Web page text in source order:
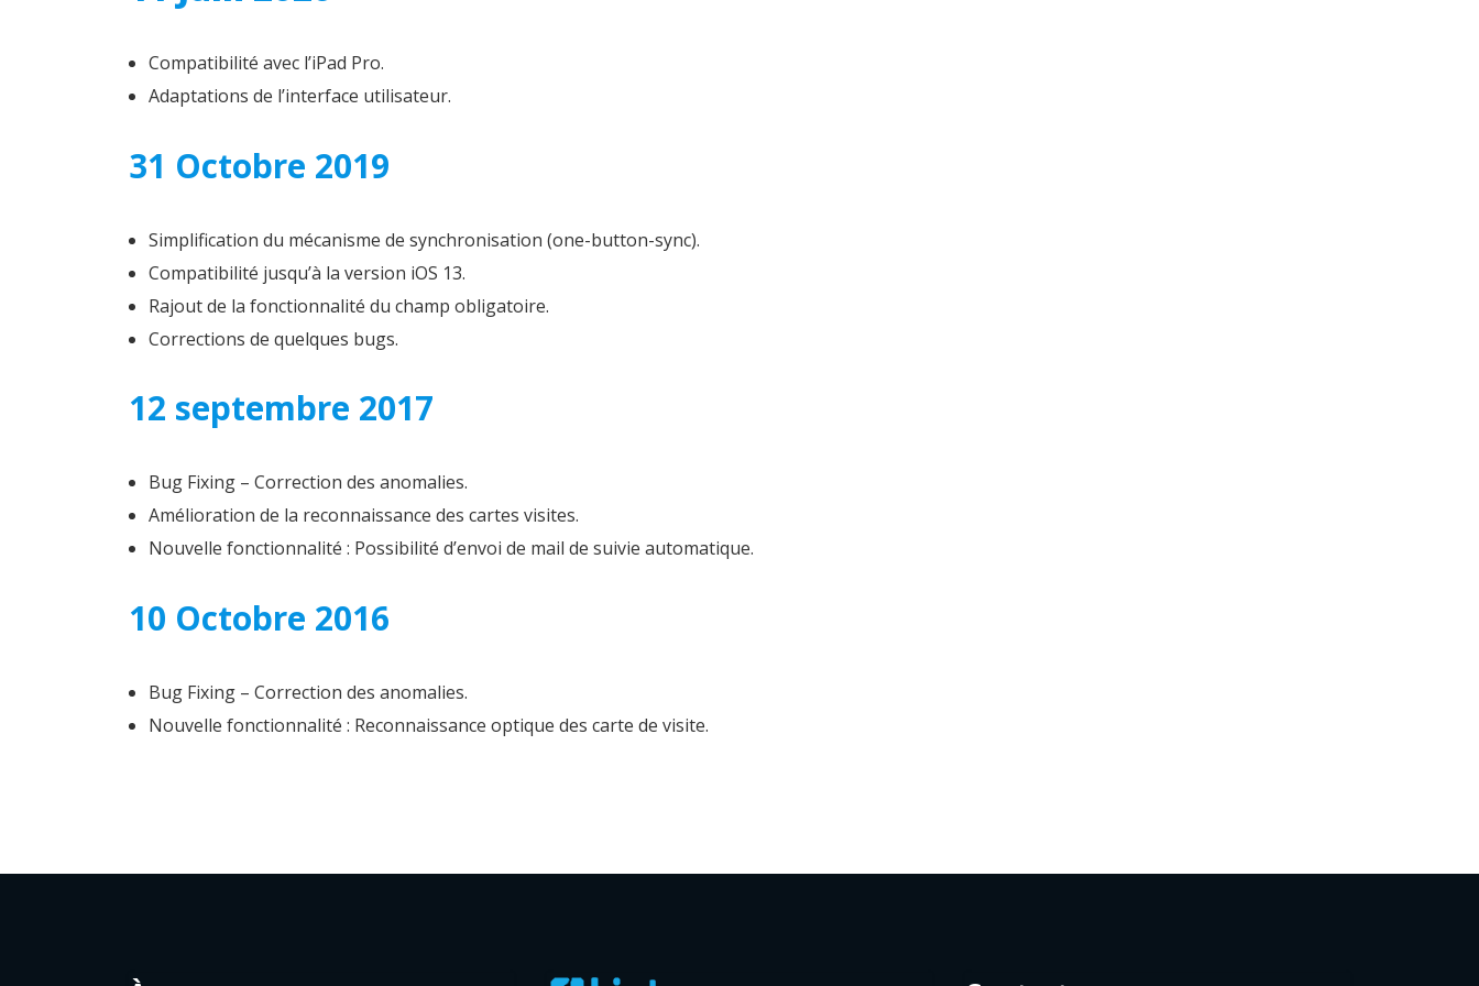
Compatibilité avec l’iPad Pro.
Adaptations de l’interface utilisateur.
31 Octobre 2019
Simplification du mécanisme de synchronisation (one-button-sync).
Compatibilité jusqu’à la version iOS 13.
Rajout de la fonctionnalité du champ obligatoire.
Corrections de quelques bugs.
12 septembre 2017
Bug Fixing – Correction des anomalies.
Amélioration de la reconnaissance des cartes visites.
Nouvelle fonctionnalité : Possibilité d’envoi de mail de suivie automatique.
10 Octobre 2016
Bug Fixing – Correction des anomalies.
Nouvelle fonctionnalité : Reconnaissance optique des carte de visite.